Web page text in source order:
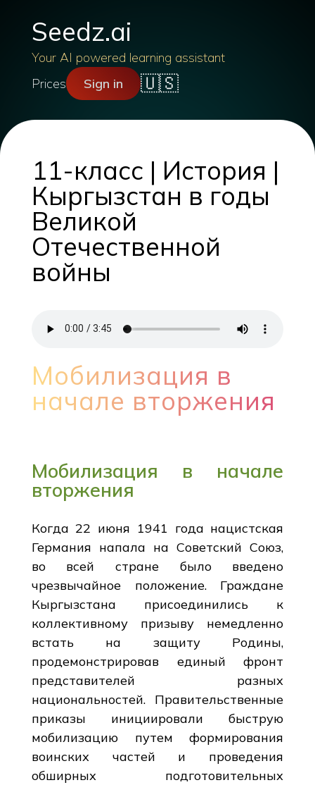
Seedz.ai
Your AI powered learning assistant
Prices
Sign in 🇺🇸
11-класс | История |
Кыргызстан в годы
Великой
Отечественной
войны
Мобилизация в
начале вторжения
Мобилизация в начале
вторжения
Когда 22 июня 1941 года нацистская
Германия напала на Советский Союз,
во всей стране было введено
чрезвычайное положение. Граждане
Кыргызстана присоединились к
коллективному призыву немедленно
встать на защиту Родины,
продемонстрировав единый фронт
представителей разных
национальностей. Правительственные
приказы инициировали быструю
мобилизацию путем формирования
воинских частей и проведения
обширных подготовительных